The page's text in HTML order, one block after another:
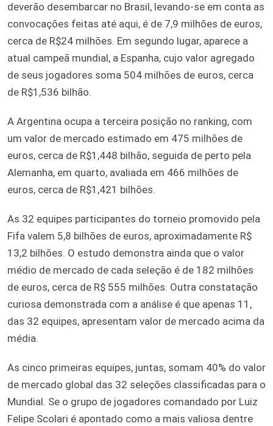
deverão desembarcar no Brasil, levando-se em conta as
convocações feitas até aqui, é de 7,9 milhões de euros,
cerca de R$24 milhões. Em segundo lugar, aparece a
atual campeã mundial, a Espanha, cujo valor agregado
de seus jogadores soma 504 milhões de euros, cerca
de R$1,536 bilhão.
A Argentina ocupa a terceira posição no ranking, com
um valor de mercado estimado em 475 milhões de
euros, cerca de R$1,448 bilhão, seguida de perto pela
Alemanha, em quarto, avaliada em 466 milhões de
euros, cerca de R$1,421 bilhões.
As 32 equipes participantes do torneio promovido pela
Fifa valem 5,8 bilhões de euros, aproximadamente R$
13,2 bilhões. O estudo demonstra ainda que o valor
médio de mercado de cada seleção é de 182 milhões
de euros, cerca de R$ 555 milhões. Outra constatação
curiosa demonstrada com a análise é que apenas 11,
das 32 equipes, apresentam valor de mercado acima da
média.
As cinco primeiras equipes, juntas, somam 40% do valor
de mercado global das 32 seleções classificadas para o
Mundial. Se o grupo de jogadores comandado por Luiz
Felipe Scolari é apontado como a mais valiosa dentre